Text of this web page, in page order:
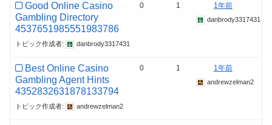
Good Online Casino
Gambling Directory
4537651985551983786
トピック作成者: danbrody3317431
0 1 1年前
danbrody3317431
Best Online Casino
Gambling Agent Hints
4352832631878133794
トピック作成者: andrewzelman2
0 1 1年前
andrewzelman2